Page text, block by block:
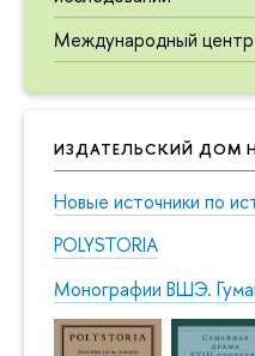
Международный центр
ИЗДАТЕЛЬСКИЙ ДОМ
Новые источники по
POLYSTORIA
Монографии ВШЭ.